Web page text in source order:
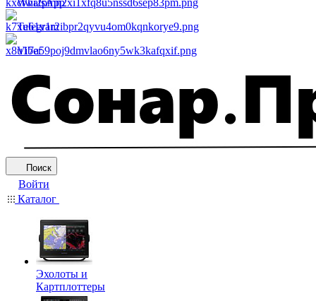
WhatsApp
Telegram
Viber
Поиск
Войти
Каталог
Эхолоты и
Картплоттеры